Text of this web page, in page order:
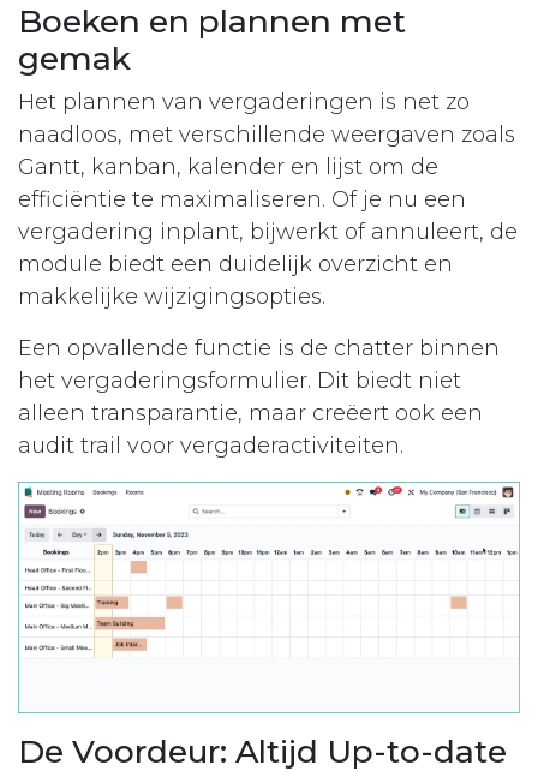
Boeken en plannen met
gemak
Het plannen van vergaderingen is net zo
naadloos, met verschillende weergaven zoals
Gantt, kanban, kalender en lijst om de
efficiëntie te maximaliseren. Of je nu een
vergadering inplant, bijwerkt of annuleert, de
module biedt een duidelijk overzicht en
makkelijke wijzigingsopties.
Een opvallende functie is de chatter binnen
het vergaderingsformulier. Dit biedt niet
alleen transparantie, maar creëert ook een
audit trail voor vergaderactiviteiten.
De Voordeur: Altijd Up-to-date